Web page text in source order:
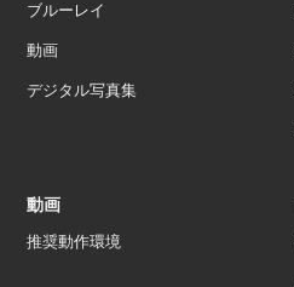
ブルーレイ
動画
デジタル写真集
動画
推奨動作環境